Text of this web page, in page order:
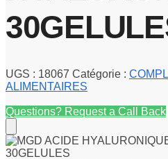
UGS : 18067 Catégorie :
ALIMENTAIRES
Questions? Request a Call Back